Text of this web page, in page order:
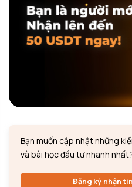
Bạn muốn cập nhật những
và bài học đầu tư nhanh
Đăng ký nhận